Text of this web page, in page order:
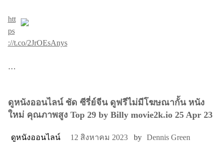
htt
ps
://t.co/2JrOEsAnys
…
ดูหนังออนไลน์ ชัด ซีรี่ย์จีน ดูฟรีไม่มีโฆษณากั้น หนัง
ใหม่ คุณภาพสูง Top 29 by Billy movie2k.io 25 Apr 23
ดูหนังออนไลน์ 12 สิงหาคม 2023 by Dennis Green